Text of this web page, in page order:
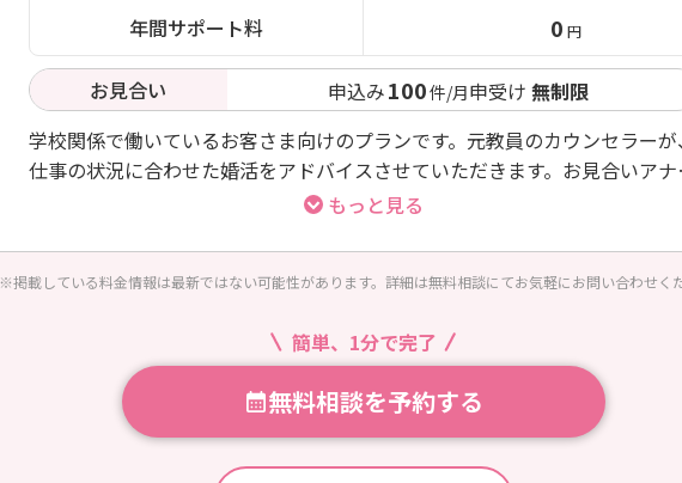
年間サポート料 0 円
お見合い 申込み100件/月申受け 無制限
学校関係で働いているお客さま向けのプランです。元教員のカウンセラーが
仕事の状況に合わせた婚活をアドバイスさせていただきます。お見合いアナ
ティクスが使い放題です。お見合い回数：４０回/月
もっと見る
※掲載している料金情報は最新ではない可能性があります。詳細は無料相談にてお気軽にお問い合わせくだ
簡単、1分で完了
無料相談を予約する